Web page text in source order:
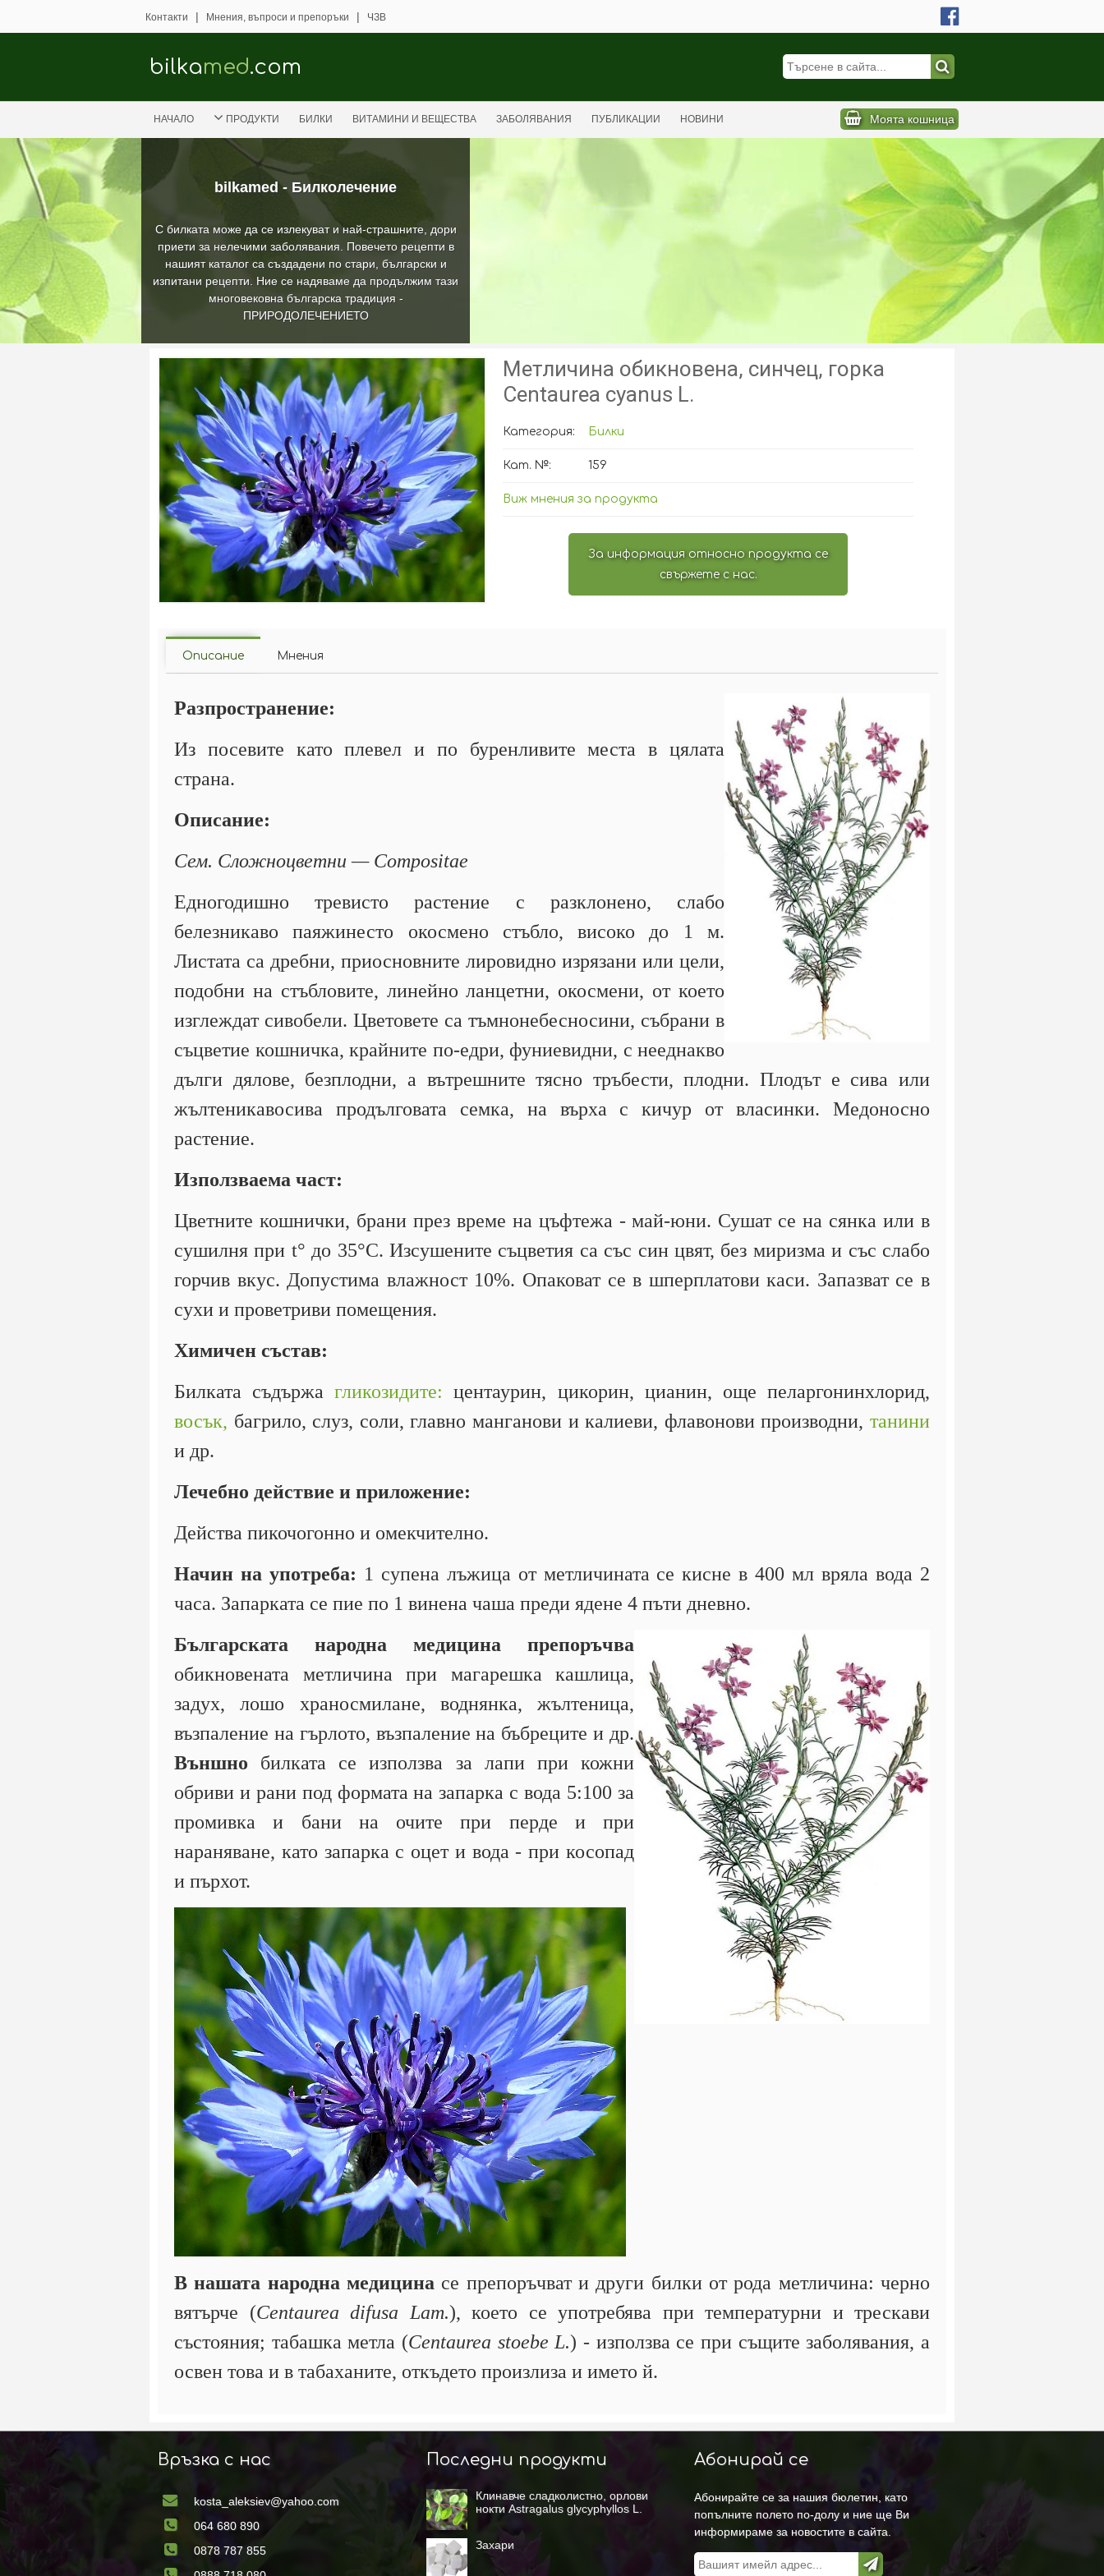
bilkamed - Билколечение
С билката може да се излекуват и най-страшните, дори
приети за нелечими заболявания. Повечето рецепти в
нашият каталог са създадени по стари, български и
изпитани рецепти. Ние се надяваме да продължим тази
многовековна българска традиция -
ПРИРОДОЛЕЧЕНИЕТО
Контакти | Мнения, въпроси и препоръки | ЧЗВ
bilkamed.com
НАЧАЛО ПРОДУКТИ БИЛКИ ВИТАМИНИ И ВЕЩЕСТВА ЗАБОЛЯВАНИЯ ПУБЛИКАЦИИ НОВИНИ Моята кошница
Метличина обикновена, синчец, горка
Centaurea cyanus L.
Категория: Билки
Кат. №: 159
Виж мнения за продукта
За информация относно продукта се
свържете с нас.
Описание Мнения
Разпространение:
Из посевите като плевел и по буренливите места в цялата
страна.
Описание:
Сем. Сложноцветни — Compositae
Едногодишно тревисто растение с разклонено, слабо
белезникаво паяжинесто окосмено стъбло, високо до 1 м.
Листата са дребни, приосновните лировидно изрязани или цели,
подобни на стъбловите, линейно ланцетни, окосмени, от което
изглеждат сивобели. Цветовете са тъмнонебесносини, събрани в
съцветие кошничка, крайните по-едри, фуниевидни, с нееднакво
дълги дялове, безплодни, а вътрешните тясно тръбести, плодни. Плодът е сива или
жълтеникавосива продълговата семка, на върха с кичур от власинки. Медоносно
растение.
Използваема част:
Цветните кошнички, брани през време на цъфтежа - май-юни. Сушат се на сянка или в
сушилня при t° до 35°С. Изсушените съцветия са със син цвят, без миризма и със слабо
горчив вкус. Допустима влажност 10%. Опаковат се в шперплатови каси. Запазват се в
сухи и проветриви помещения.
Химичен състав:
Билката съдържагликозидите: центаурин, цикорин, цианин, още пеларгонинхлорид,
восък, багрило, слуз, соли, главно манганови и калиеви, флавонови производни, танини
и др.
Лечебно действие и приложение:
Действа пикочогонно и омекчително.
Начин на употреба: 1 супена лъжица от метличината се кисне в 400 мл вряла вода 2
часа. Запарката се пие по 1 винена чаша преди ядене 4 пъти дневно.
Българската народна медицина препоръчва
обикновената метличина при магарешка кашлица,
задух, лошо храносмилане, воднянка, жълтеница,
възпаление на гърлото, възпаление на бъбреците и др.
Външно билката се използва за лапи при кожни
обриви и рани под формата на запарка с вода 5:100 за
промивка и бани на очите при перде и при
нараняване, като запарка с оцет и вода - при косопад
и пърхот.
В нашата народна медицина се препоръчват и други билки от рода метличина: черно
вятърче (Centaurea difusa Lam.), което се употребява при температурни и трескави
състояния; табашка метла (Centaurea stoebe L.) - използва се при същите заболявания, а
освен това и в табаханите, откъдето произлиза и името й.
Връзка с нас
kosta_aleksiev@yahoo.com
064 680 890
0878 787 855
Последни продукти
Клинавче сладколистно, орлови
нокти Astragalus glycyphyllos L.
Захари
Абонирай се
Абонирайте се за нашия бюлетин, като
попълните полето по-долу и ние ще Ви
информираме за новостите в сайта.